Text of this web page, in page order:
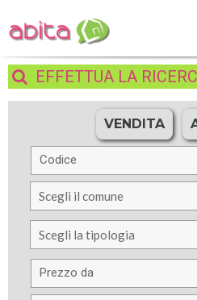
EFFETTUA LA
VENDITA
Scegli il comune
Scegli la tipologia